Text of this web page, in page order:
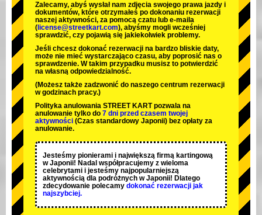
Zalecamy, abyś wysłał nam zdjęcia swojego prawa jazdy i
dokumentów, które otrzymałeś po dokonaniu rezerwacji
naszej aktywności, za pomocą czatu lub e-maila
( license@streetkart.com), abyśmy mogli wcześniej
sprawdzić, czy pojawią się jakiekolwiek problemy.
Jeśli chcesz dokonać rezerwacji na bardzo bliskie daty,
może nie mieć wystarczająco czasu, aby poprosić nas o
sprawdzenie. W takim przypadku musisz to potwierdzić
na własną odpowiedzialność.
(Możesz także zadzwonić do naszego centrum rezerwacji
w godzinach pracy.)
Polityka anulowania STREET KART pozwala na
anulowanie tylko do 7 dni przed czasem twojej
aktywności (Czas standardowy Japonii) bez opłaty za
anulowanie.
Jesteśmy pionierami i największą firmą kartingową
w Japonii! Nadal współpracujemy z wieloma
celebrytami i jesteśmy najpopularniejszą
aktywnością dla podróżnych w Japonii! Dlatego
zdecydowanie polecamy dokonać rezerwacji jak
najszybciej.